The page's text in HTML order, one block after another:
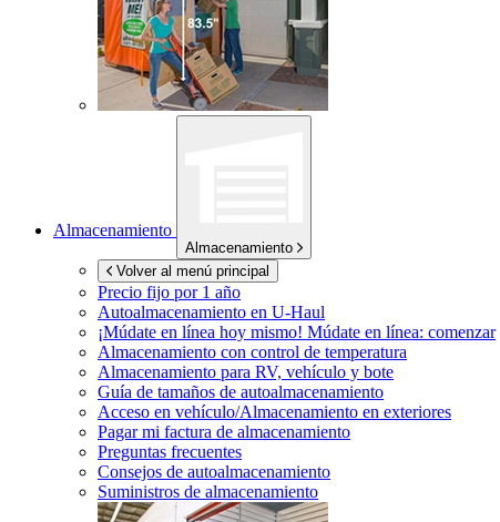
Almacenamiento
Almacenamiento
Volver al menú principal
Precio fijo por 1 año
Autoalmacenamiento en U-Haul
¡Múdate en línea hoy mismo! Múdate en línea: comenzar
Almacenamiento con control de temperatura
Almacenamiento para RV, vehículo y bote
Guía de tamaños de autoalmacenamiento
Acceso en vehículo/Almacenamiento en exteriores
Pagar mi factura de almacenamiento
Preguntas frecuentes
Consejos de autoalmacenamiento
Suministros de almacenamiento